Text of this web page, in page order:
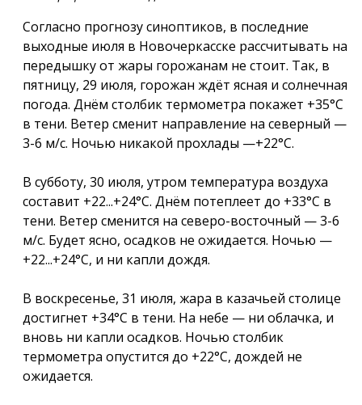
Согласно прогнозу синоптиков, в последние
выходные июля в Новочеркасске рассчитывать на
передышку от жары горожанам не стоит. Так, в
пятницу, 29 июля, горожан ждёт ясная и солнечная
погода. Днём столбик термометра покажет +35°С
в тени. Ветер сменит направление на северный —
3-6 м/с. Ночью никакой прохлады —+22°С.
В субботу, 30 июля, утром температура воздуха
составит +22...+24°С. Днём потеплеет до +33°С в
тени. Ветер сменится на северо-восточный — 3-6
м/с. Будет ясно, осадков не ожидается. Ночью —
+22...+24°С, и ни капли дождя.
В воскресенье, 31 июля, жара в казачьей столице
достигнет +34°С в тени. На небе — ни облачка, и
вновь ни капли осадков. Ночью столбик
термометра опустится до +22°С, дождей не
ожидается.